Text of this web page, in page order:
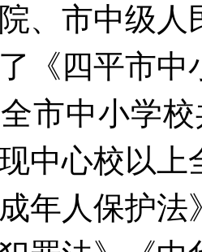
、市中级人
《四平市
市中小学
中心校以上
年人保护法